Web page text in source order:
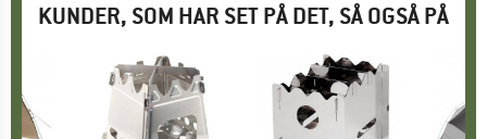
KUNDER, SOM HAR SET PÅ DET, SÅ OGSÅ PÅ